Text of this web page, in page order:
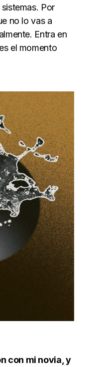
Por
no lo vas a
Entra en
el momento
con mi novia, y